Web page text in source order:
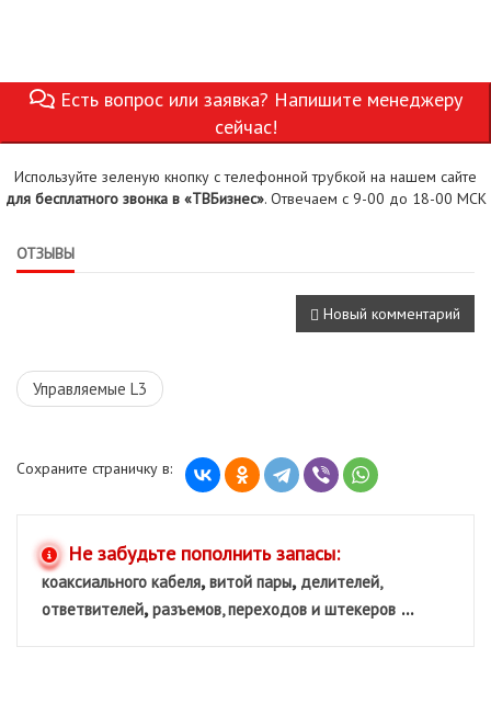
Есть вопрос или заявка? Напишите менеджеру
сейчас!
Используйте зеленую кнопку с телефонной трубкой на нашем сайте
для бесплатного звонка в «ТВБизнес». Отвечаем с 9-00 до 18-00 МСК
ОТЗЫВЫ
Новый комментарий
Управляемые L3
Сохраните страничку в:
Не забудьте пополнить запасы:
коаксиального кабеля, витой пары, делителей,
ответвителей, разъемов, переходов и штекеров ...